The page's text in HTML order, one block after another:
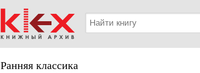
Ранняя классика